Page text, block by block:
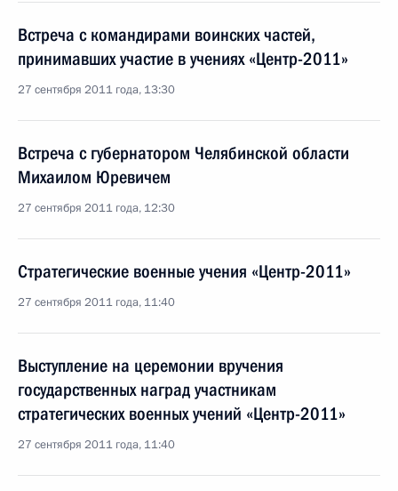
Встреча с командирами воинских частей,
принимавших участие в учениях «Центр-2011»
27 сентября 2011 года, 13:30
Встреча с губернатором Челябинской области
Михаилом Юревичем
27 сентября 2011 года, 12:30
Стратегические военные учения «Центр-2011»
27 сентября 2011 года, 11:40
Выступление на церемонии вручения
государственных наград участникам
стратегических военных учений «Центр-2011»
27 сентября 2011 года, 11:40